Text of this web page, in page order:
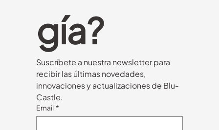
gía?
Suscríbete a nuestra newsletter para
recibir las últimas novedades,
innovaciones y actualizaciones de Blu-
Castle.
Email *